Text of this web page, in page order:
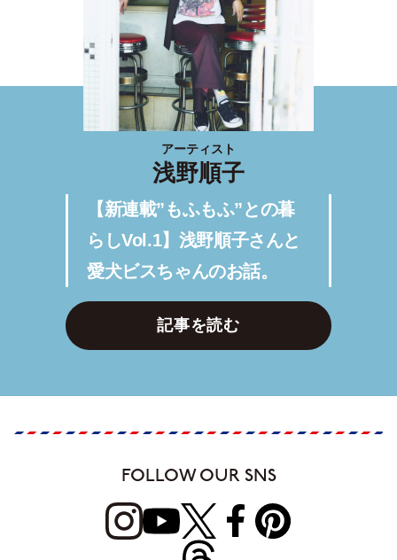
アーティスト
浅野順子
【新連載”もふもふ”との暮
らしVol.1】浅野順子さんと
愛犬ビスちゃんのお話。
記事を読む
FOLLOW OUR SNS